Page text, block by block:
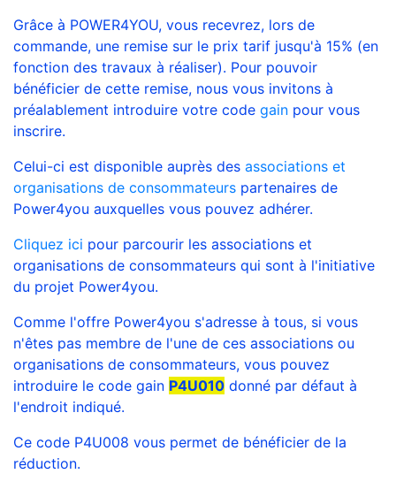
Grâce à POWER4YOU, vous recevrez, lors de
commande, une remise sur le prix tarif jusqu'à 15% (en
fonction des travaux à réaliser). Pour pouvoir
bénéficier de cette remise, nous vous invitons à
préalablement introduire votre code gain pour vous
inscrire.
Celui-ci est disponible auprès des associations et
organisations de consommateurs partenaires de
Power4you auxquelles vous pouvez adhérer.
Cliquez ici pour parcourir les associations et
organisations de consommateurs qui sont à l'initiative
du projet Power4you.
Comme l'offre Power4you s'adresse à tous, si vous
n'êtes pas membre de l'une de ces associations ou
organisations de consommateurs, vous pouvez
introduire le code gain P4U010 donné par défaut à
l'endroit indiqué.
Ce code P4U008 vous permet de bénéficier de la
réduction.